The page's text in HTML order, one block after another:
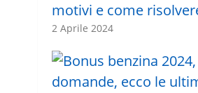
motivi e come
2 Aprile 2024